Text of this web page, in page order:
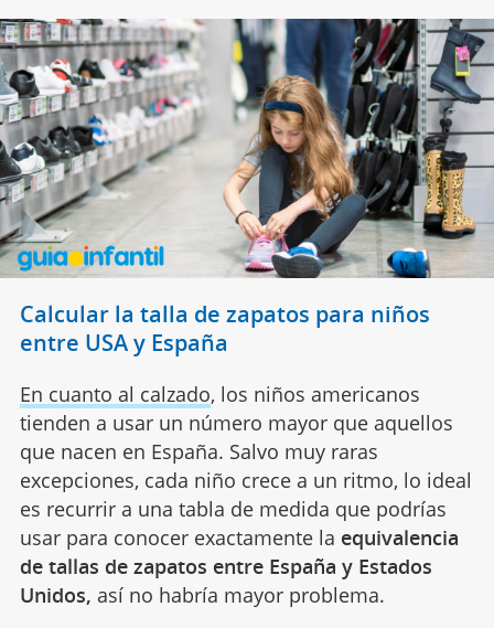
Calcular la talla de zapatos para niños
entre USA y España
En cuanto al calzado, los niños americanos
tienden a usar un número mayor que aquellos
que nacen en España. Salvo muy raras
excepciones, cada niño crece a un ritmo, lo ideal
es recurrir a una tabla de medida que podrías
usar para conocer exactamente la equivalencia
de tallas de zapatos entre España y Estados
Unidos, así no habría mayor problema.